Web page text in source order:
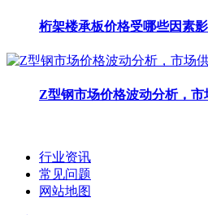
桁架楼承板价格受哪些因素
Z型钢市场价格波动分析，
行业资讯
常见问题
网站地图